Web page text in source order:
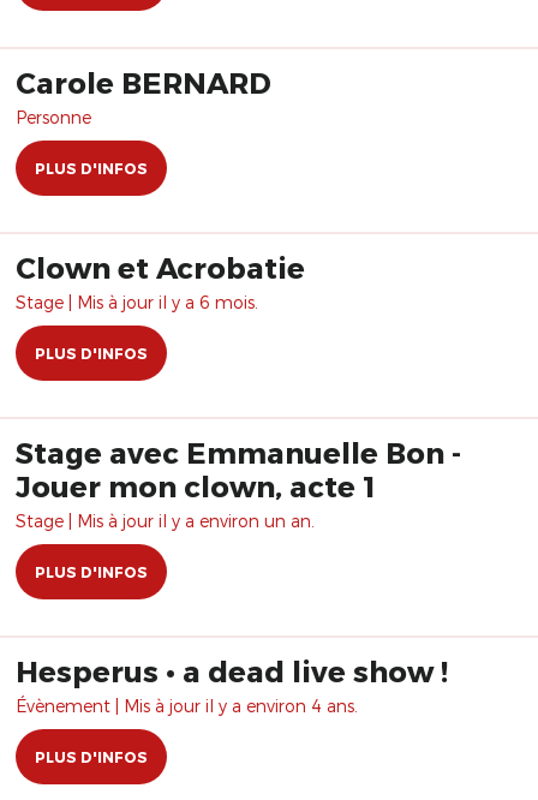
Carole BERNARD
Personne
PLUS D'INFOS
Clown et Acrobatie
Stage | Mis à jour il y a 6 mois.
PLUS D'INFOS
Stage avec Emmanuelle Bon -
Jouer mon clown, acte 1
Stage | Mis à jour il y a environ un an.
PLUS D'INFOS
Hesperus • a dead live show !
Évènement | Mis à jour il y a environ 4 ans.
PLUS D'INFOS